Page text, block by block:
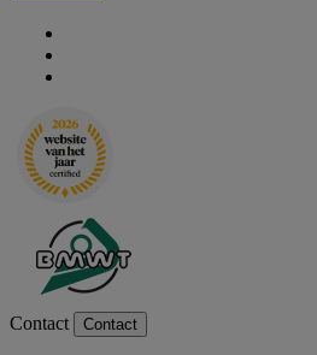
Contact Contact